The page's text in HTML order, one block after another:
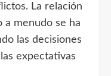
La relación
menudo se ha
las decisiones
expectativas